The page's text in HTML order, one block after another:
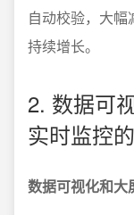
自动校验，大
持续增长。
2. 数据可
实时监控
数据可视化和大